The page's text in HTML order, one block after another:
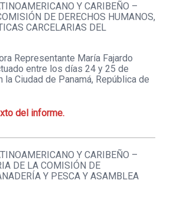
Y CARIBEÑO –
DE DERECHOS HUMANOS,
CARCELARIAS DEL
Representante María Fajardo
entre los días 24 y 25 de
la Ciudad de Panamá, República de
del informe.
Y CARIBEÑO –
DE LA COMISIÓN DE
Y PESCA Y ASAMBLEA